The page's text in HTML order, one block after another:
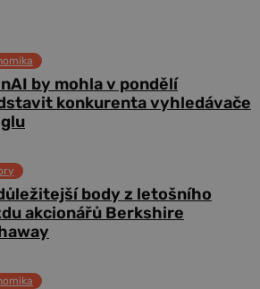
by mohla v pondělí
konkurenta vyhledávače
body z letošního
akcionářů Berkshire